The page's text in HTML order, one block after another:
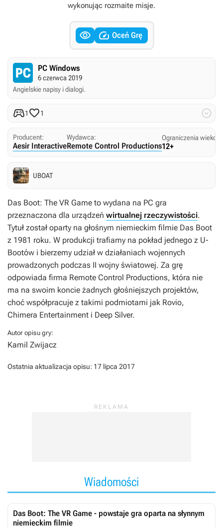
wykonując rozmaite misje.
  Oceń Grę
PC Windows
6 czerwca 2019
Angielskie napisy i dialogi.
1 1 
Producent:
Aesir Interactive
Wydawca:
Remote Control Productions
Ograniczenia
12+
UBOAT
Das Boot: The VR Game to wydana na PC gra
przeznaczona dla urządzeń wirtualnej rzeczywistości.
Tytuł został oparty na głośnym niemieckim filmie Das Boot
z 1981 roku. W produkcji trafiamy na pokład jednego z U-
Bootów i bierzemy udział w działaniach wojennych
prowadzonych podczas II wojny światowej. Za grę
odpowiada firma Remote Control Productions, która nie
ma na swoim koncie żadnych głośniejszych projektów,
choć współpracuje z takimi podmiotami jak Rovio,
Chimera Entertainment i Deep Silver.
Autor opisu gry:
Kamil Zwijacz
Ostatnia aktualizacja opisu: 17 lipca 2017
Wiadomości
Das Boot: The VR Game - powstaje gra oparta na słynnym
niemieckim filmie